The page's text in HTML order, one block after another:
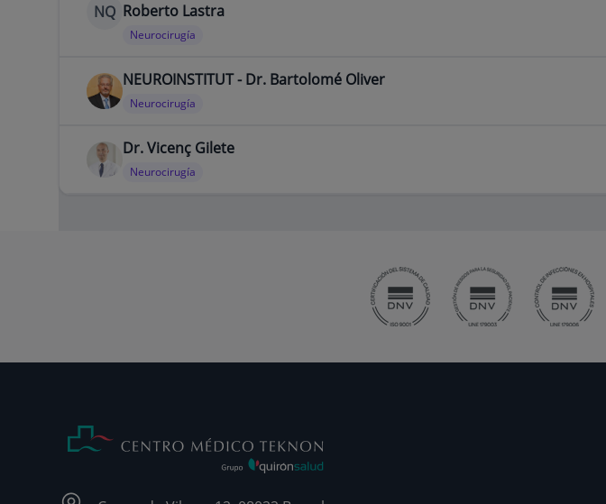
NQ Roberto Lastra
Neurocirugía
NEUROINSTITUT - Dr. Bartolomé Oliver
Neurocirugía
Dr. Vicenç Gilete
Neurocirugía